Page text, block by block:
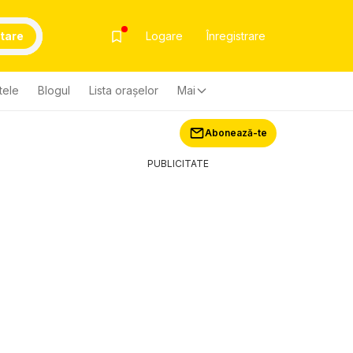
Logare Înregistrare
Blogul Lista oraşelor Mai
Abonează-te
PUBLICITATE